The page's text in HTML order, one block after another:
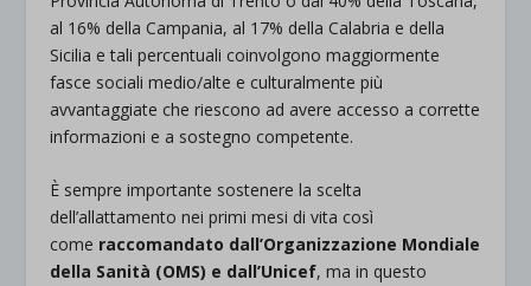
al 16% della Campania, al 17% della Calabria e della
Sicilia e tali percentuali coinvolgono maggiormente
fasce sociali medio/alte e culturalmente più
avvantaggiate che riescono ad avere accesso a corrette
informazioni e a sostegno competente.
È sempre importante sostenere la scelta
dell’allattamento nei primi mesi di vita così
come raccomandato dall’Organizzazione Mondiale
della Sanità (OMS) e dall’Unicef, ma in questo